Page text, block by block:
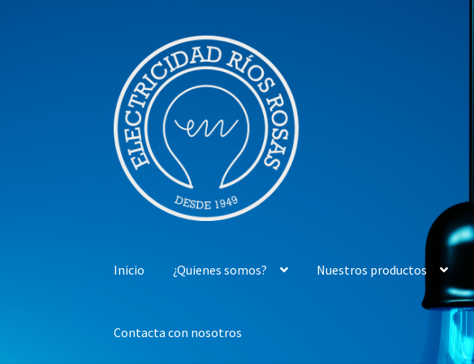
la
navegación
contenido
Inicio ¿Quienes somos? Nuestros productos
Contacta con nosotros